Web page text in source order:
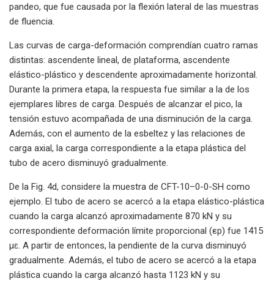
pandeo, que fue causada por la flexión lateral de las muestras
de fluencia.
Las curvas de carga-deformación comprendían cuatro ramas
distintas: ascendente lineal, de plataforma, ascendente
elástico-plástico y descendente aproximadamente horizontal.
Durante la primera etapa, la respuesta fue similar a la de los
ejemplares libres de carga. Después de alcanzar el pico, la
tensión estuvo acompañada de una disminución de la carga.
Además, con el aumento de la esbeltez y las relaciones de
carga axial, la carga correspondiente a la etapa plástica del
tubo de acero disminuyó gradualmente.
De la Fig. 4d, considere la muestra de CFT-10–0-0-SH como
ejemplo. El tubo de acero se acercó a la etapa elástico-plástica
cuando la carga alcanzó aproximadamente 870 kN y su
correspondiente deformación límite proporcional (εp) fue 1415
µɛ. A partir de entonces, la pendiente de la curva disminuyó
gradualmente. Además, el tubo de acero se acercó a la etapa
plástica cuando la carga alcanzó hasta 1123 kN y su